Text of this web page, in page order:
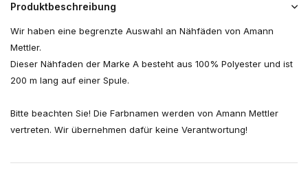
Produktbeschreibung
Wir haben eine begrenzte Auswahl an Nähfäden von Amann
Mettler.
Dieser Nähfaden der Marke A besteht aus 100% Polyester und ist
200 m lang auf einer Spule.
Bitte beachten Sie! Die Farbnamen werden von Amann Mettler
vertreten. Wir übernehmen dafür keine Verantwortung!